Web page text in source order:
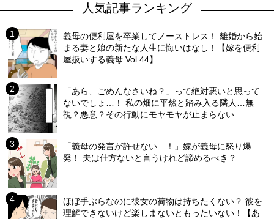
人気記事ランキング
義母の便利屋を卒業してノーストレス！ 離婚から始
まる妻と娘の新たな人生に悔いはなし！【嫁を便利
屋扱いする義母 Vol.44】
「あら、ごめんなさいね？」って絶対悪いと思って
ないでしょ…！ 私の畑に平然と踏み入る隣人…無
視？悪意？その行動にモヤモヤが止まらない
「義母の発言が許せない…！」嫁が義母に怒り爆
発！ 夫は仕方ないと言うけれど諦めるべき？
ほぼ手ぶらなのに彼女の荷物は持ちたくない？ 彼を
理解できないけど楽しまないともったいない！【あ